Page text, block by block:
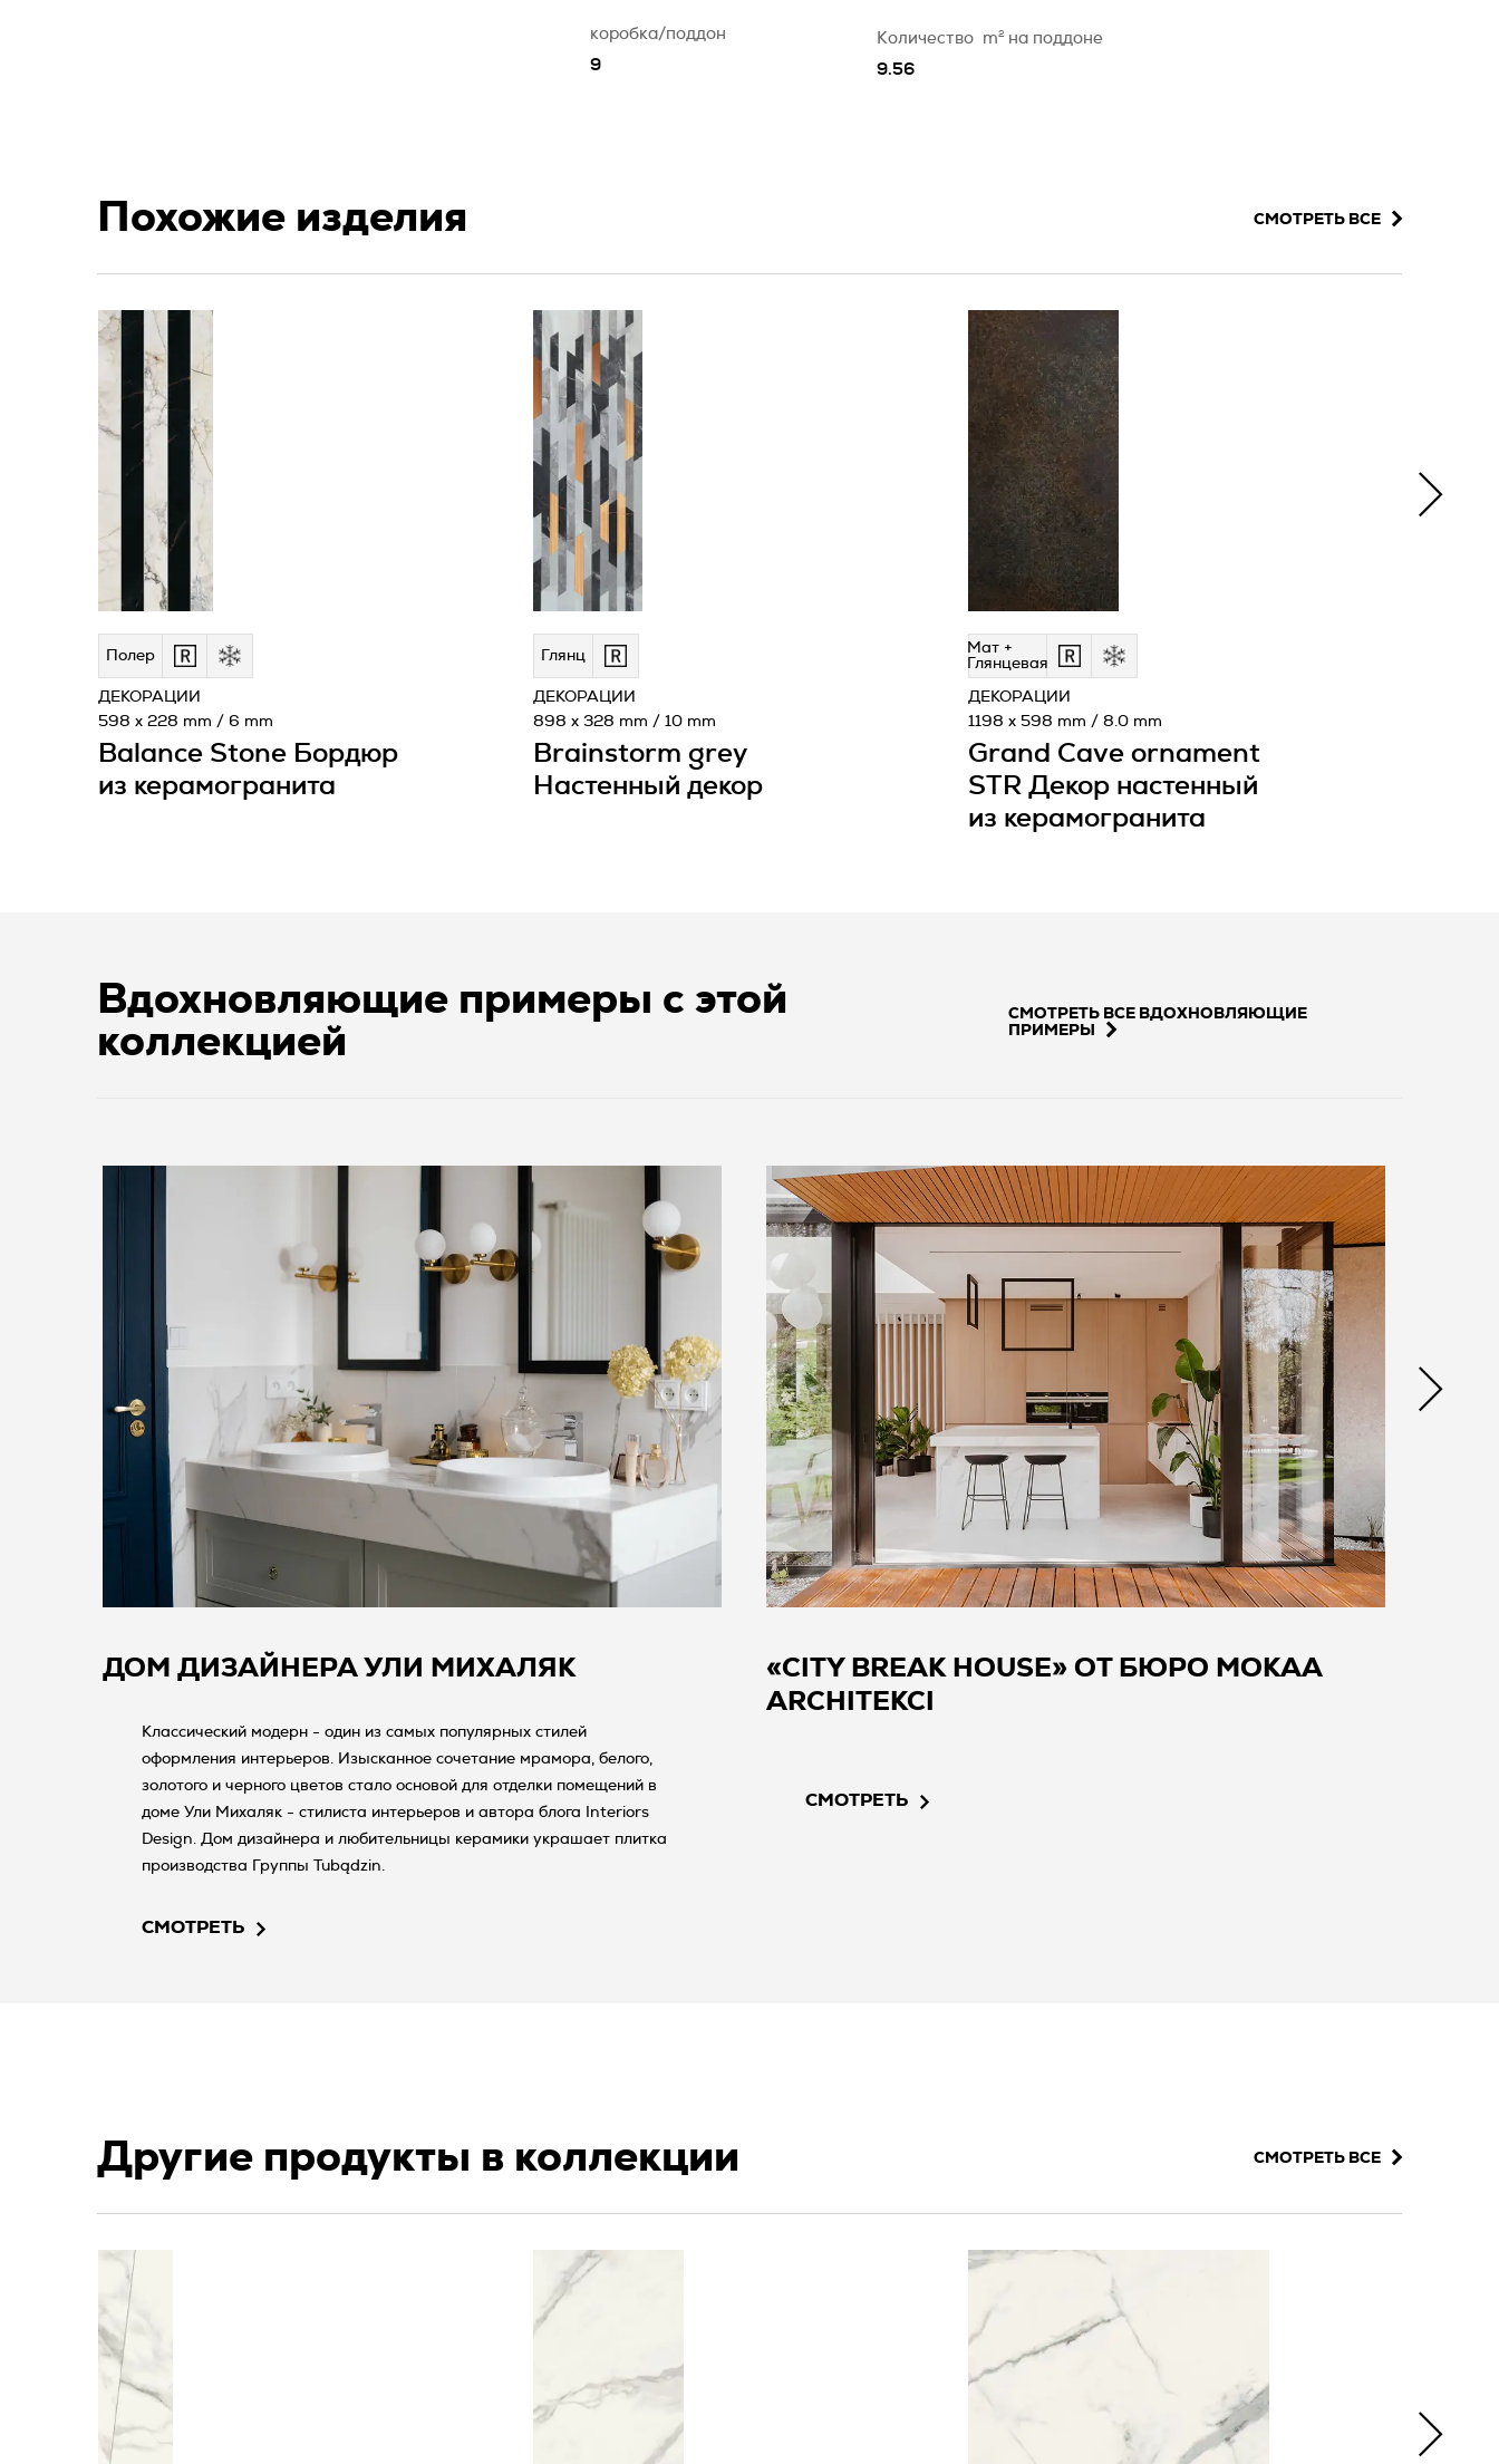
коробка/поддон
9
Количество m2
на поддоне
9.56
Похожие изделия СМОТРЕТЬ ВСЕ
Полeр
Balance Stone Бордюр
из керамогранита
ДЕКОРАЦИИ
598 x 228 mm / 6 mm
Глянц
Brainstorm grey
Настенный декор
ДЕКОРАЦИИ
898 x 328 mm / 10 mm
Мат +
Глянцевая
Grand Cave ornament
STR Декор настенный
из керамогранита
ДЕКОРАЦИИ
1198 x 598 mm / 8.0 mm
Вдохновляющие примеры с этой
коллекцией
СМОТРЕТЬ ВСЕ ВДОХНОВЛЯЮЩИЕ
ПРИМЕРЫ
ДОМ ДИЗАЙНЕРА УЛИ МИХАЛЯК
Классический модерн - один из самых популярных стилей
оформления интерьеров. Изысканное сочетание мрамора, белого,
золотого и черного цветов стало основой для отделки помещений в
доме Ули Михаляк - стилиста интерьеров и автора блога Interiors
Design. Дом дизайнера и любительницы керамики украшает плитка
производства Группы Tubądzin.
СМОТРЕТЬ
«CITY BREAK HOUSE» ОТ БЮРО MOKAA
ARCHITEKCI
СМОТРЕТЬ
Другие продукты в коллекции СМОТРЕТЬ ВСЕ